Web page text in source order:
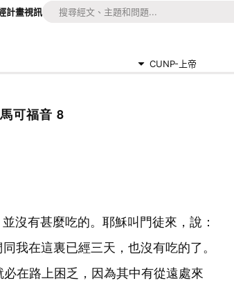
計畫視訊
CUNP-上帝
馬可福音 8
沒有甚麼吃的。耶穌叫門徒來，說：
我在這裏已經三天，也沒有吃的了。
在路上困乏，因為其中有從遠處來